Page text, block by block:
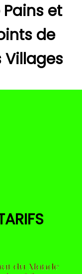
et
de
Villages